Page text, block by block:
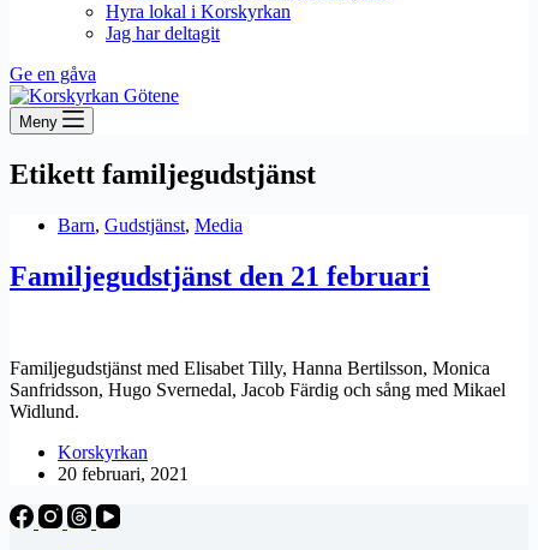
Hyra lokal i Korskyrkan
Jag har deltagit
Ge en gåva
Meny
Etikett familjegudstjänst
Barn, Gudstjänst, Media
Familjegudstjänst den 21 februari
Familjegudstjänst med Elisabet Tilly, Hanna Bertilsson, Monica
Sanfridsson, Hugo Svernedal, Jacob Färdig och sång med Mikael
Widlund.
Korskyrkan
20 februari, 2021